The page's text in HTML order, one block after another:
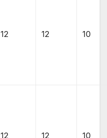
12 12 10
12 12 10